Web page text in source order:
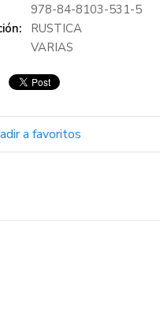
978-84-8103-531-5
RUSTICA
VARIAS
a favoritos